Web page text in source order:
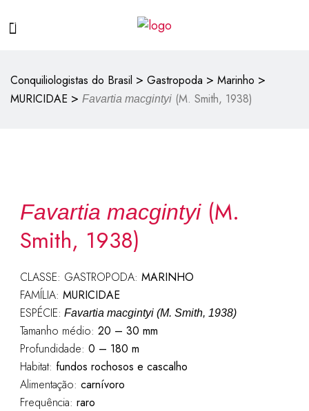
Conquiliologistas do Brasil > Gastropoda > Marinho >
MURICIDAE > Favartia macgintyi (M. Smith, 1938)
Favartia macgintyi(M.
Smith, 1938)
CLASSE: GASTROPODA: MARINHO
FAMÍLIA: MURICIDAE
ESPÉCIE: Favartia macgintyi (M. Smith, 1938)
Tamanho médio: 20 – 30 mm
Profundidade: 0 – 180 m
Habitat: fundos rochosos e cascalho
Alimentação: carnívoro
Frequência: raro